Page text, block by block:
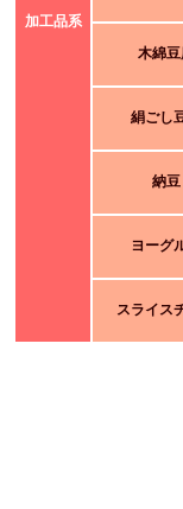
加工品系
木綿
絹ごし
納豆
ヨーグ
スライス